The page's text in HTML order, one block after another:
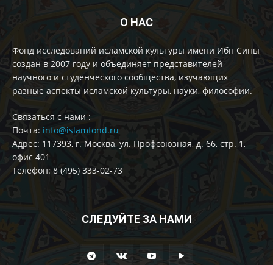
О НАС
Фонд исследований исламской культуры имени Ибн Сины
создан в 2007 году и объединяет представителей
научного и студенческого сообщества, изучающих
разные аспекты исламской культуры, науки, философии.
Cвязаться с нами :
Почта: info@islamfond.ru
Адрес: 117393, г. Москва, ул. Профсоюзная, д. 66, стр. 1,
офис 401
Телефон: 8 (495) 333-02-73
СЛЕДУЙТЕ ЗА НАМИ